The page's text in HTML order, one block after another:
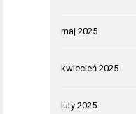
maj 2025
kwiecień 2025
luty 2025